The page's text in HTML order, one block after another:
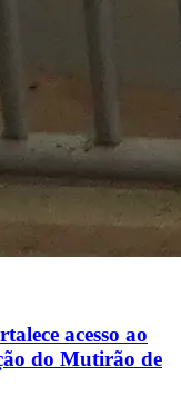
acesso ao
do Mutirão de